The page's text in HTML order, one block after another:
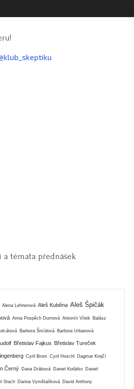
témata přednášek
Alena Lehnerová Aleš Kuběna Aleš Špičák
Anna Pospěch Durnová Antonín Vítek Balász
Barbora Šmídová Barbora Urbanová
Břetislav Fajkus Břetislav Tureček
Cyril Brom Cyril Hoschl Dagmar Krejčí
Černý Dana Drábová Daniel Koťátko Daniel
Stach Darina Vymětalíková David Anthony